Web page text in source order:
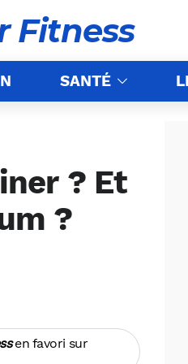
Fitness
SANTÉ
? Et
?
en favori sur